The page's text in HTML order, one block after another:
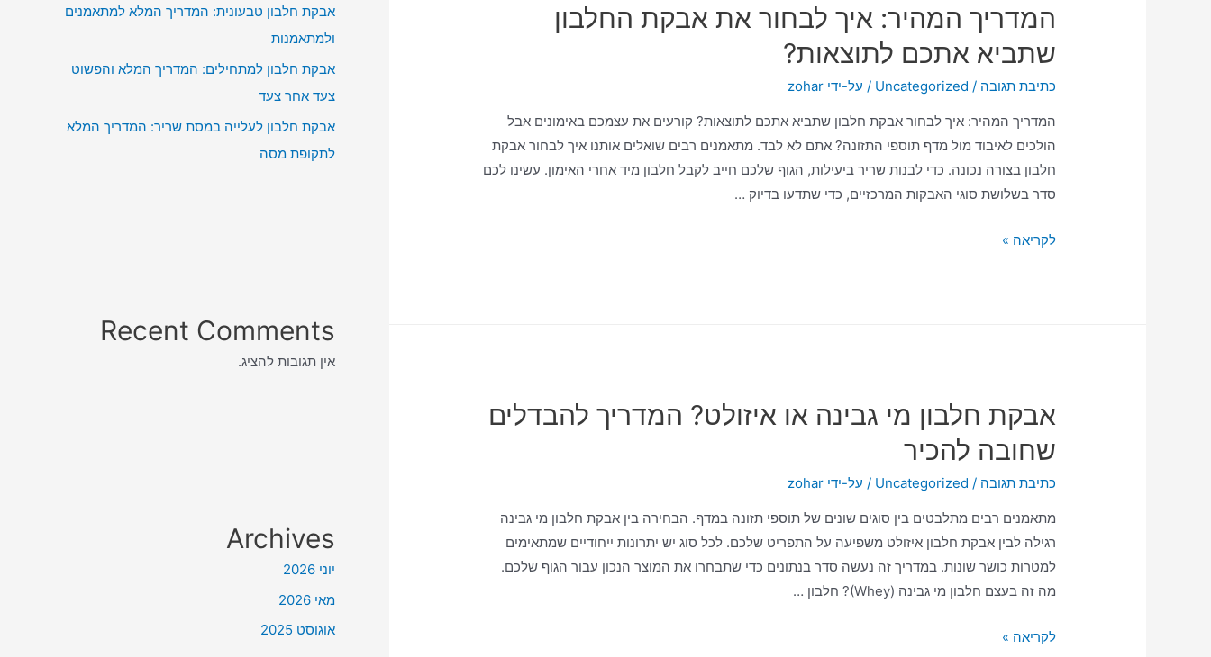
המדריך המהיר: איך לבחור את אבקת החלבון
שתביא אתכם לתוצאות?
כתיבת תגובה /
Uncategorized / על-ידי zohar
המדריך המהיר: איך לבחור אבקת חלבון שתביא אתכם לתוצאות? קורעים את עצמכם באימונים אבל
הולכים לאיבוד מול מדף תוספי התזונה? אתם לא לבד. מתאמנים רבים שואלים אותנו איך לבחור אבקת
חלבון בצורה נכונה. כדי לבנות שריר ביעילות, הגוף שלכם חייב לקבל חלבון מיד אחרי האימון. עשינו לכם
סדר בשלושת סוגי האבקות המרכזיים, כדי שתדעו בדיוק …
לקריאה »
אבקת חלבון מי גבינה או איזולט? המדריך להבדלים
שחובה להכיר
כתיבת תגובה /
Uncategorized / על-ידי zohar
מתאמנים רבים מתלבטים בין סוגים שונים של תוספי תזונה במדף. הבחירה בין אבקת חלבון מי גבינה
רגילה לבין אבקת חלבון איזולט משפיעה על התפריט שלכם. לכל סוג יש יתרונות ייחודיים שמתאימים
למטרות כושר שונות. במדריך זה נעשה סדר בנתונים כדי שתבחרו את המוצר הנכון עבור הגוף שלכם.
מה זה בעצם חלבון מי גבינה (Whey)? חלבון …
לקריאה »
אבקת חלבון טבעונית: המדריך המלא למתאמנים
ולמתאמנות
אבקת חלבון למתחילים: המדריך המלא והפשוט
צעד אחר צעד
אבקת חלבון לעלייה במסת שריר: המדריך המלא
לתקופת מסה
Recent Comments
אין תגובות להציג.
Archives
יוני 2026
מאי 2026
אוגוסט 2025